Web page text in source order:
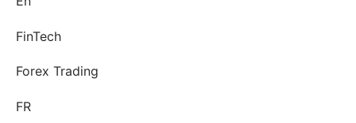
FinTech
Forex Trading
FR